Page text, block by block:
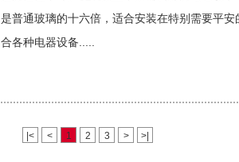
是普通玻璃的十六倍，适合安装在特别需要平
合各种电器设备.....
|< < 1 2 3 > >|